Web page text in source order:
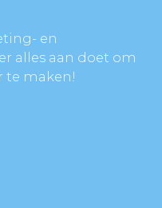
en
alles aan doet om
te maken!